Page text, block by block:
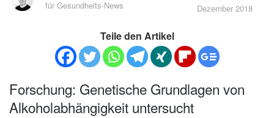
für Gesundheits-News
Dezember 2018
Teile den Artikel
Forschung: Genetische Grundlagen von
Alkoholabhängigkeit untersucht